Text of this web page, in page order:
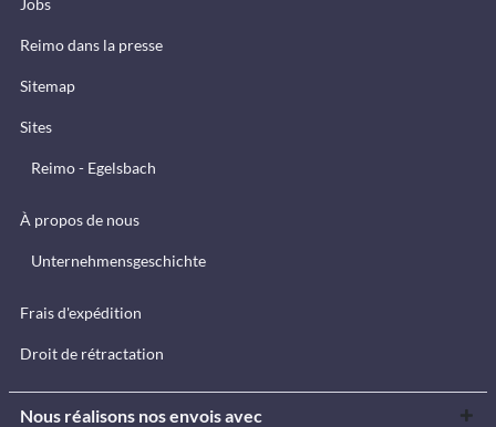
Reimo dans la presse
Sitemap
Sites
Reimo - Egelsbach
À propos de nous
Unternehmensgeschichte
Frais d'expédition
Droit de rétractation
Nous réalisons nos envois avec